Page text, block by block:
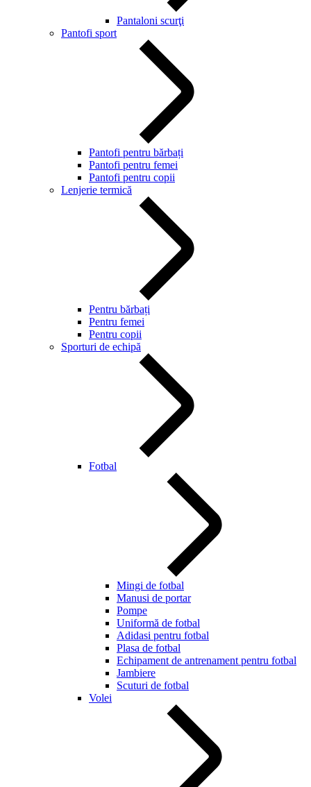
Pantaloni scurţi
Pantofi sport
Pantofi pentru bărbați
Pantofi pentru femei
Pantofi pentru copii
Lenjerie termică
Pentru bărbați
Pentru femei
Pentru copii
Sporturi de echipă
Fotbal
Mingi de fotbal
Manusi de portar
Pompe
Uniformă de fotbal
Adidasi pentru fotbal
Plasa de fotbal
Echipament de antrenament pentru fotbal
Jambiere
Scuturi de fotbal
Volei